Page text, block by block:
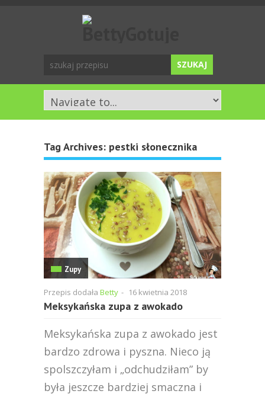
Tag Archives: pestki słonecznika
Zupy
Przepis dodała Betty - 16 kwietnia 2018
Meksykańska zupa z awokado
Meksykańska zupa z awokado jest
bardzo zdrowa i pyszna. Nieco ją
spolszczyłam i „odchudziłam” by
była jeszcze bardziej smaczna i